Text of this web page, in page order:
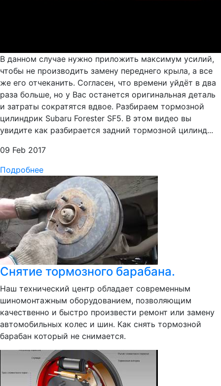
В данном случае нужно приложить максимум усилий,
чтобы не производить замену переднего крыла, а все
же его отчеканить. Согласен, что времени уйдёт в два
раза больше, но у Вас останется оригинальная деталь
и затраты сократятся вдвое. Разбираем тормозной
цилиндрик Subaru Forester SF5. В этом видео вы
увидите как разбирается задний тормозной цилинд...
09 Feb 2017
Подробнее
Снятие тормозного барабана.
Наш технический центр обладает современным
шиномонтажным оборудованием, позволяющим
качественно и быстро произвести ремонт или замену
автомобильных колес и шин. Как снять тормозной
барабан который не снимается.